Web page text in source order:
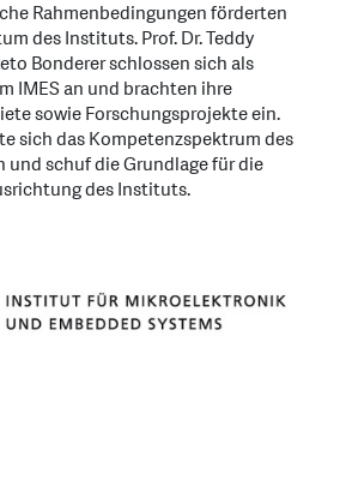
Rahmenbedingungen förderten
des Instituts. Prof. Dr. Teddy
Bonderer schlossen sich als
IMES an und brachten ihre
sowie Forschungsprojekte ein.
sich das Kompetenzspektrum des
und schuf die Grundlage für die
des Instituts.